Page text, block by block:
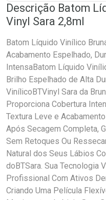
Descrição Batom
Vinyl Sara 2,8ml
Batom Líquido Vinílico
Acabamento Espelhado,
IntensaBatom Líquido
Brilho Espelhado de Alta
VinílicoBTVinyl Sara da
Proporciona Cobertura
Textura Leve e
Após Secagem Completa,
Sem Retoques Ou
Natural dos Seus Lábios
doBTSara. Sua Tecnologia
Profissional Com Ativos
Criando Uma Película